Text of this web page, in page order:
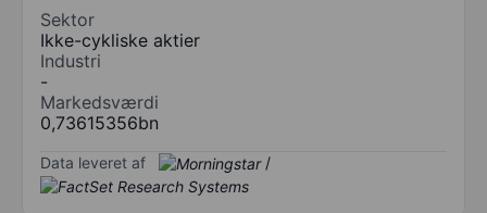
Sektor
Ikke-cykliske aktier
Industri
-
Markedsværdi
0,73615356bn
Data leveret af /